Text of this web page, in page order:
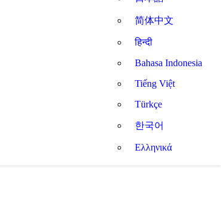
简体中文
हिन्दी
Bahasa Indonesia
Tiếng Việt
Türkçe
한국어
Ελληνικά